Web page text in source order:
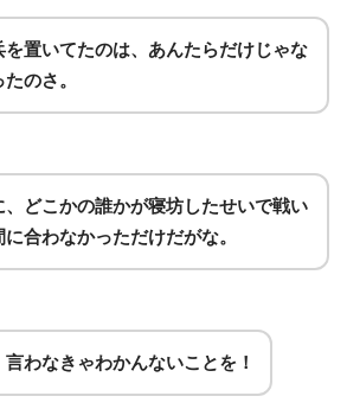
を置いてたのは、あんたらだけじゃな
のさ。
、どこかの誰かが寝坊したせいで戦い
に合わなかっただけだがな。
言わなきゃわかんないことを！